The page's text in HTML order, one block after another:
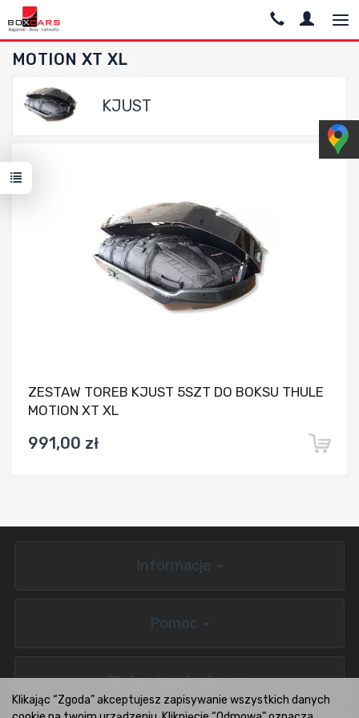
MOTION XT XL
KJUST
ZESTAW TOREB KJUST 5SZT DO BOKSU THULE
MOTION XT XL
991,00 zł
Informacje
Pomoc
Płatności i dostawa
Klikając “Zgoda” akceptujesz zapisywanie wszystkich danych